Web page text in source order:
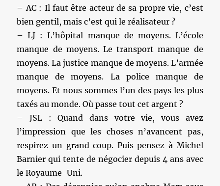
– AC : Il faut être acteur de sa propre vie, c’est
bien gentil, mais c’est qui le réalisateur ?
– LJ : L’hôpital manque de moyens. L’école
manque de moyens. Le transport manque de
moyens. La justice manque de moyens. L’armée
manque de moyens. La police manque de
moyens. Et nous sommes l’un des pays les plus
taxés au monde. Où passe tout cet argent ?
– JSL : Quand dans votre vie, vous avez
l’impression que les choses n’avancent pas,
respirez un grand coup. Puis pensez à Michel
Barnier qui tente de négocier depuis 4 ans avec
le Royaume-Uni.